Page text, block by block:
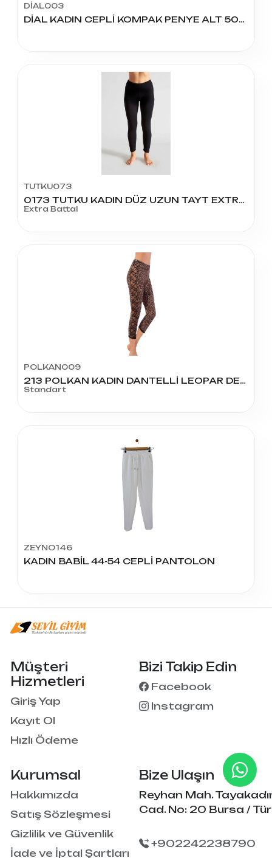
DİAL003
DİAL KADIN CEPLİ KOMPAK PENYE ALT 50/58
TUTKU073
0173 TUTKU KADIN DÜZ UZUN TAYT EXTRA BATTAL
Extra Battal
POLKAN009
213 POLKAN KADIN DANTELLİ LEOPAR DESEN KAPRİ TAYT
Standart
ZEYNO146
KADIN BABİL 44-54 CEPLİ PANTOLON
Kurumsal
Hakkımızda
Satış Sözleşmesi
Gizlilik ve Güvenlik
İade ve İptal Şartları
Müşteri
Hizmetleri
Giriş Yap
Kayıt Ol
Hızlı Ödeme
Bizi Takip Edin
Facebook
Instagram
Bize Ulaşın
Reyhan Mah.
Cad. No: 20 Bursa /
+902242238790